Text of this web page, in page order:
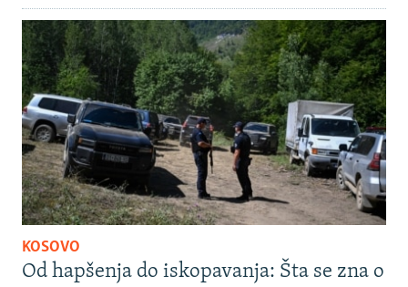
KOSOVO
Od hapšenja do iskopavanja: Šta se zna o